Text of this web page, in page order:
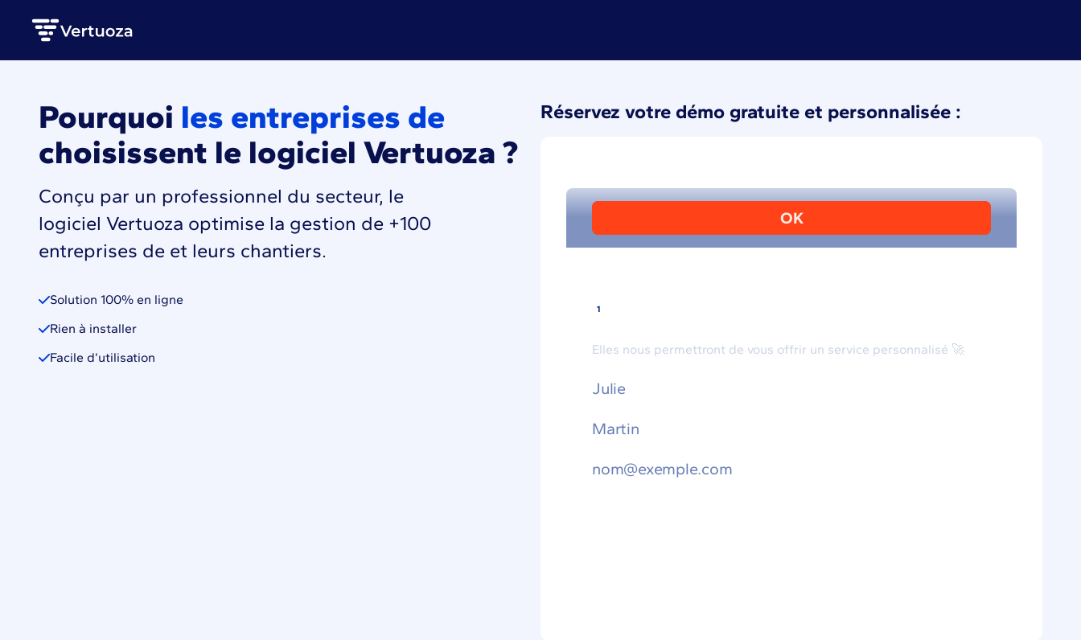
Pourquoi les entreprises de
choisissent le logiciel Vertuoza ?
Conçu par un professionnel du secteur, le
logiciel Vertuoza optimise la gestion de +100
entreprises de et leurs chantiers.
Solution 100% en ligne
Rien à installer
Facile d’utilisation
Réservez votre démo gratuite et personnalisée :